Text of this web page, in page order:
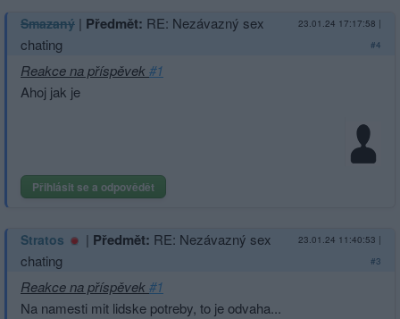
Smazaný | Předmět: RE: Nezávazný sex
chating
23.01.24 17:17:58 |
#4
Reakce na příspěvek#1
Ahoj jak je
Přihlásit se a odpovědět
Stratos | Předmět: RE: Nezávazný sex
chating
23.01.24 11:40:53 |
#3
Reakce na příspěvek#1
Na namesti mit lidske potreby, to je odvaha...